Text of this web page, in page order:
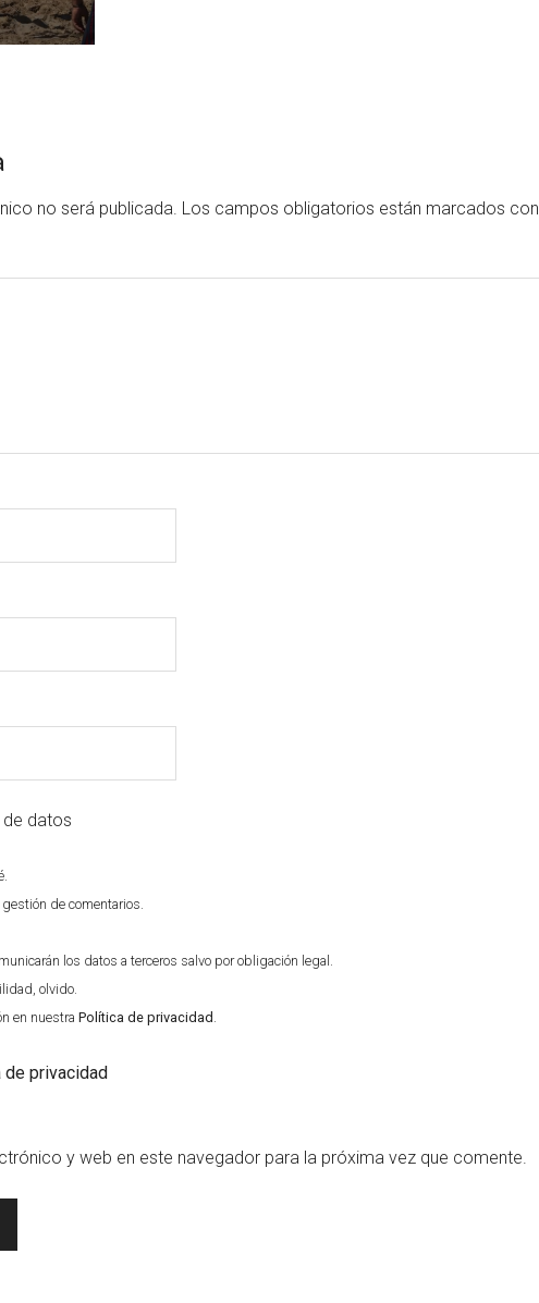
no será publicada. Los campos obligatorios están marcados con
datos
de comentarios.
los datos a terceros salvo por obligación legal.
olvido.
en nuestra Política de privacidad .
de privacidad
y web en este navegador para la próxima vez que comente.